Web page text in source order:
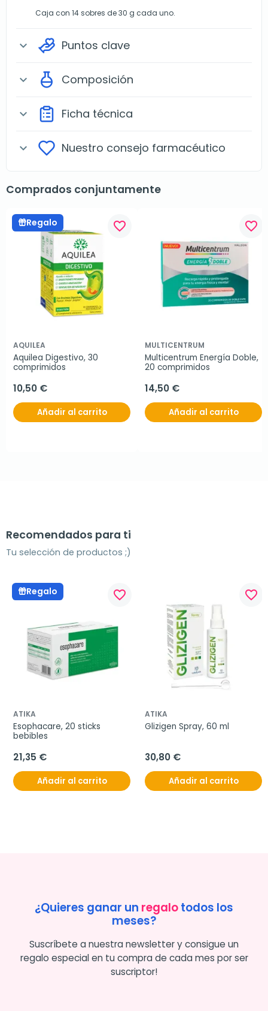
Caja con 14 sobres de 30 g cada uno.
expand_more Puntos clave
expand_more Composición
expand_more Ficha técnica
expand_more Nuestro consejo farmacéutico
Comprados conjuntamente
Regalo favorite_border
AQUILEA
Aquilea Digestivo, 30
comprimidos
10,50 €
Añadir al carrito
favorite_border
MULTICENTRUM
Multicentrum Energía Doble,
20 comprimidos
14,50 €
Añadir al carrito
Recomendados para ti
Tu selección de productos ;)
Regalo favorite_border
ATIKA
Esophacare, 20 sticks
bebibles
21,35 €
Añadir al carrito
favorite_border
ATIKA
Glizigen Spray, 60 ml
30,80 €
Añadir al carrito
¿Quieres ganar un regalotodos los
meses?
Suscríbete a nuestra newsletter y consigue un
regalo especial en tu compra de cada mes por ser
suscriptor!